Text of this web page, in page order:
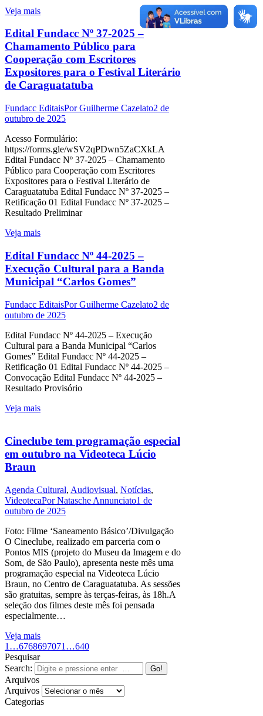
Veja mais
Edital Fundacc Nº 37-2025 –
Chamamento Público para
Cooperação com Escritores
Expositores para o Festival Literário
de Caraguatatuba
Fundacc EditaisPorGuilherme Cazelato2 de
outubro de 2025
Acesso Formulário:
https://forms.gle/wSV2qPDwn5ZaCXkLA
Edital Fundacc Nº 37-2025 – Chamamento
Público para Cooperação com Escritores
Expositores para o Festival Literário de
Caraguatatuba Edital Fundacc Nº 37-2025 –
Retificação 01 Edital Fundacc Nº 37-2025 –
Resultado Preliminar
Veja mais
Edital Fundacc Nº 44-2025 –
Execução Cultural para a Banda
Municipal “Carlos Gomes”
Fundacc EditaisPorGuilherme Cazelato2 de
outubro de 2025
Edital Fundacc Nº 44-2025 – Execução
Cultural para a Banda Municipal “Carlos
Gomes” Edital Fundacc Nº 44-2025 –
Retificação 01 Edital Fundacc Nº 44-2025 –
Convocação Edital Fundacc Nº 44-2025 –
Resultado Provisório
Veja mais
Cineclube tem programação especial
em outubro na Videoteca Lúcio
Braun
Agenda Cultural, Audiovisual, Notícias,
VideotecaPorNatasche Annunciato1 de
outubro de 2025
Foto: Filme ‘Saneamento Básico’/Divulgação
O Cineclube, realizado em parceria com o
Pontos MIS (projeto do Museu da Imagem e do
Som, de São Paulo), apresenta neste mês uma
programação especial na Videoteca Lúcio
Braun, no Centro de Caraguatatuba. As sessões
são gratuitas, sempre às terças-feiras, às 18h.A
seleção dos filmes deste mês foi pensada
especialmente…
Veja mais
1 …6768697071 …640
Pesquisar
Search:
Arquivos
Arquivos
Categorias